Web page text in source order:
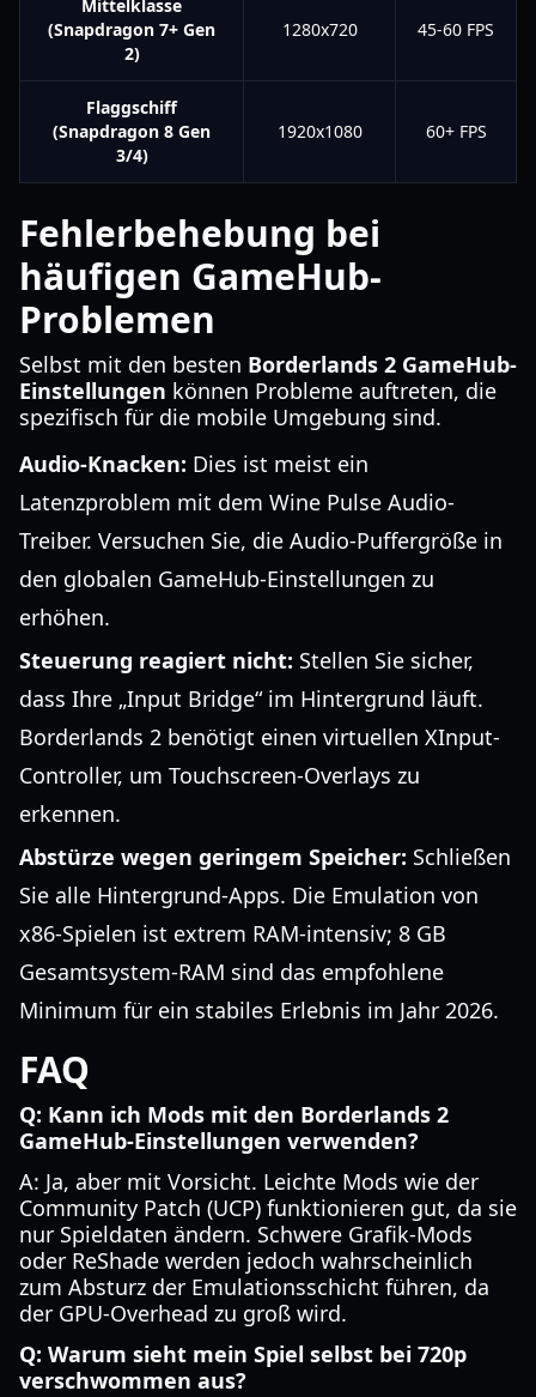
Mittelklasse
(Snapdragon 7+ Gen
2)
1280x720 45-60 FPS
Flaggschiff
(Snapdragon 8 Gen
3/4)
1920x1080 60+ FPS
Fehlerbehebung bei
häufigen GameHub-
Problemen
Selbst mit den besten Borderlands 2 GameHub-
Einstellungen können Probleme auftreten, die
spezifisch für die mobile Umgebung sind.
Audio-Knacken: Dies ist meist ein
Latenzproblem mit dem Wine Pulse Audio-
Treiber. Versuchen Sie, die Audio-Puffergröße in
den globalen GameHub-Einstellungen zu
erhöhen.
Steuerung reagiert nicht: Stellen Sie sicher,
dass Ihre „Input Bridge“ im Hintergrund läuft.
Borderlands 2 benötigt einen virtuellen XInput-
Controller, um Touchscreen-Overlays zu
erkennen.
Abstürze wegen geringem Speicher: Schließen
Sie alle Hintergrund-Apps. Die Emulation von
x86-Spielen ist extrem RAM-intensiv; 8 GB
Gesamtsystem-RAM sind das empfohlene
Minimum für ein stabiles Erlebnis im Jahr 2026.
FAQ
Q: Kann ich Mods mit den Borderlands 2
GameHub-Einstellungen verwenden?
A: Ja, aber mit Vorsicht. Leichte Mods wie der
Community Patch (UCP) funktionieren gut, da sie
nur Spieldaten ändern. Schwere Grafik-Mods
oder ReShade werden jedoch wahrscheinlich
zum Absturz der Emulationsschicht führen, da
der GPU-Overhead zu groß wird.
Q: Warum sieht mein Spiel selbst bei 720p
verschwommen aus?